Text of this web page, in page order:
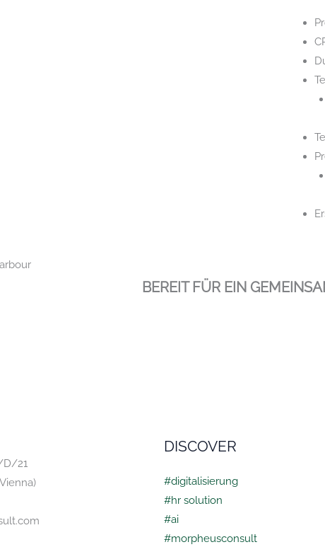
BEREIT FÜR EIN
D/21
DISCOVER
#digitalisierung
#hr solution
#ai
#morpheusconsult